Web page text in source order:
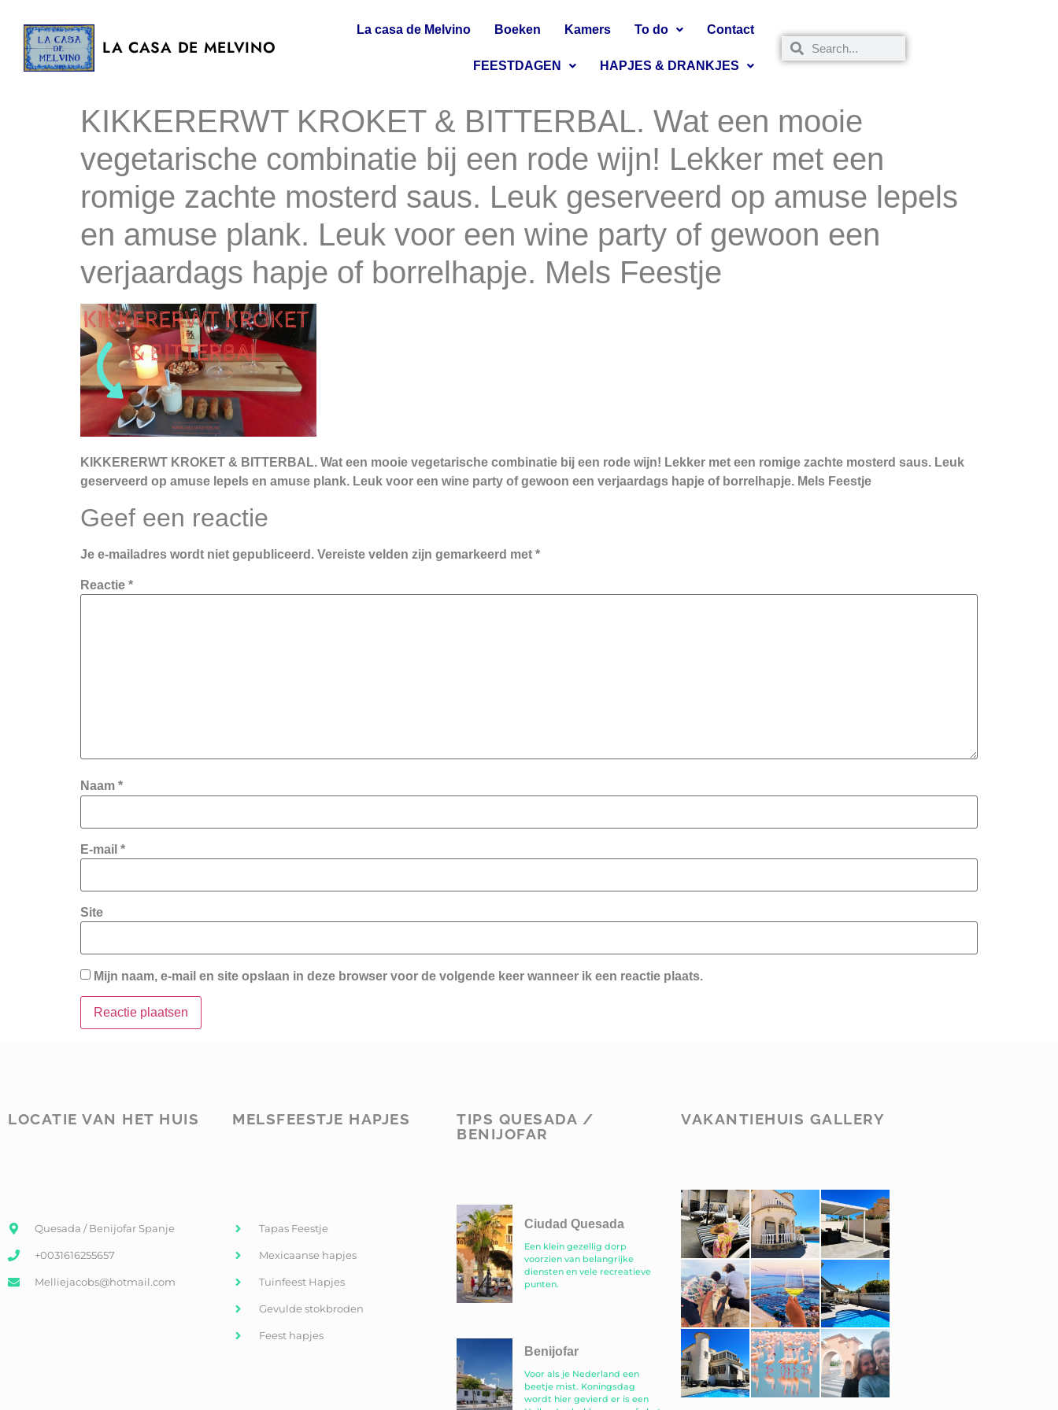
LA CASA DE MELVINO
La casa de Melvino Boeken Kamers To do Contact
FEESTDAGEN HAPJES & DRANKJES
KIKKERERWT KROKET & BITTERBAL. Wat een mooie
vegetarische combinatie bij een rode wijn! Lekker met een
romige zachte mosterd saus. Leuk geserveerd op amuse lepels
en amuse plank. Leuk voor een wine party of gewoon een
verjaardags hapje of borrelhapje. Mels Feestje
KIKKERERWT KROKET & BITTERBAL. Wat een mooie vegetarische combinatie bij een rode wijn! Lekker met een romige zachte mosterd saus. Leuk
geserveerd op amuse lepels en amuse plank. Leuk voor een wine party of gewoon een verjaardags hapje of borrelhapje. Mels Feestje
Geef een reactie
Je e-mailadres wordt niet gepubliceerd. Vereiste velden zijn gemarkeerd met *
Reactie *
Naam *
E-mail *
Site
Mijn naam, e-mail en site opslaan in deze browser voor de volgende keer wanneer ik een reactie plaats.
LOCATIE VAN HET HUIS
Quesada / Benijofar Spanje
+0031616255657
Melliejacobs@hotmail.com
MELSFEESTJE HAPJES
Tapas Feestje
Mexicaanse hapjes
Tuinfeest Hapjes
Gevulde stokbroden
Feest hapjes
TIPS QUESADA /
BENIJOFAR
Ciudad Quesada
Een klein gezellig dorp
voorzien van belangrijke
diensten en vele recreatieve
punten.
Benijofar
Voor als je Nederland een
beetje mist. Koningsdag
wordt hier gevierd er is een
VAKANTIEHUIS GALLERY